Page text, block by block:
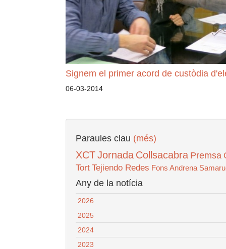
Signem el primer acord de custòdia
06-03-2014
Paraules clau (més)
XCTJornada Collsacabra Premsa
Tort Tejiendo Redes Fons Andrena
Any de la notícia
2026
2025
2024
2023